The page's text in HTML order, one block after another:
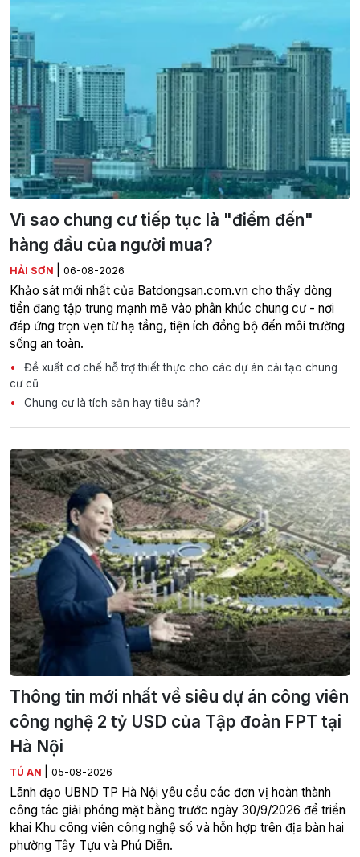
Vì sao chung cư tiếp tục là "điểm đến"
hàng đầu của người mua?
HẢI SƠN 06-08-2026
Khảo sát mới nhất của Batdongsan.com.vn cho thấy dòng
tiền đang tập trung mạnh mẽ vào phân khúc chung cư - nơi
đáp ứng trọn vẹn từ hạ tầng, tiện ích đồng bộ đến môi trường
sống an toàn.
Đề xuất cơ chế hỗ trợ thiết thực cho các dự án cải tạo chung
cư cũ
Chung cư là tích sản hay tiêu sản?
Thông tin mới nhất về siêu dự án công viên
công nghệ 2 tỷ USD của Tập đoàn FPT tại
Hà Nội
TÚ AN 05-08-2026
Lãnh đạo UBND TP Hà Nội yêu cầu các đơn vị hoàn thành
công tác giải phóng mặt bằng trước ngày 30/9/2026 để triển
khai Khu công viên công nghệ số và hỗn hợp trên địa bàn hai
phường Tây Tựu và Phú Diễn.